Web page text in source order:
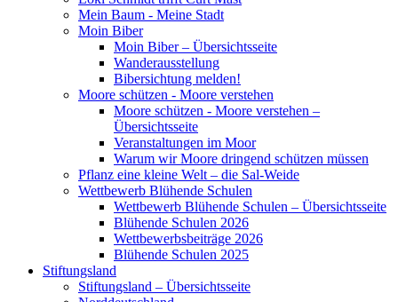
Mein Baum - Meine Stadt
Moin Biber
Moin Biber – Übersichtsseite
Wanderausstellung
Bibersichtung melden!
Moore schützen - Moore verstehen
Moore schützen - Moore verstehen –
Übersichtsseite
Veranstaltungen im Moor
Warum wir Moore dringend schützen müssen
Pflanz eine kleine Welt – die Sal-Weide
Wettbewerb Blühende Schulen
Wettbewerb Blühende Schulen – Übersichtsseite
Blühende Schulen 2026
Wettbewerbsbeiträge 2026
Blühende Schulen 2025
Stiftungsland
Stiftungsland – Übersichtsseite